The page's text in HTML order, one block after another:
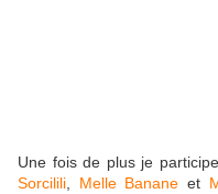
Une fois de plus je
Sorcilili
Melle Banane et